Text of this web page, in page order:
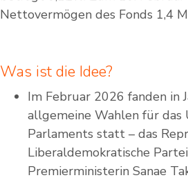
Nettovermögen des Fonds 1,4
Was ist die Idee?
Im Februar 2026 fanden in
allgemeine Wahlen für das
Parlaments statt – das
Liberaldemokratische
Premierministerin Sanae